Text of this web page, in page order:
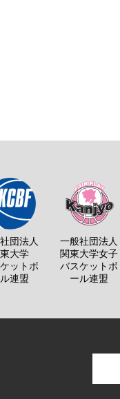
団法人
大学
ットボ
連盟
一般社団法人
関東大学女子
バスケットボ
ール連盟